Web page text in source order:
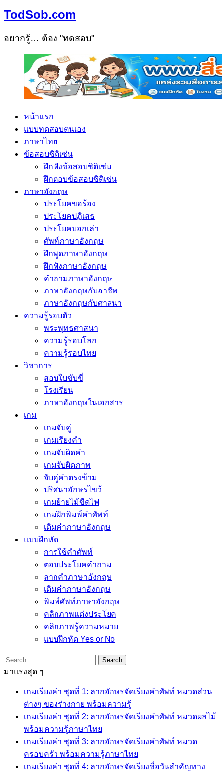
TodSob.com
อยากรู้… ต้อง "ทดสอบ"
หน้าแรก
แบบทดสอบตนเอง
ภาษาไทย
ข้อสอบซิติเซ่น
ฝึกฟังข้อสอบซิติเซ่น
ฝึกตอบข้อสอบซิติเซ่น
ภาษาอังกฤษ
ประโยคขอร้อง
ประโยคปฏิเสธ
ประโยคบอกเล่า
ศัพท์ภาษาอังกฤษ
ฝึกพูดภาษาอังกฤษ
ฝึกฟังภาษาอังกฤษ
คำถามภาษาอังกฤษ
ภาษาอังกฤษกับอาชีพ
ภาษาอังกฤษกับศาสนา
ความรู้รอบตัว
พระพุทธศาสนา
ความรู้รอบโลก
ความรู้รอบไทย
วิชาการ
สอบใบขับขี่
โรงเรียน
ภาษาอังกฤษในเอกสาร
เกม
เกมจับคู่
เกมเรียงคำ
เกมจับผิดคำ
เกมจับผิดภาพ
จับคู่คำตรงข้าม
ปริศนาอักษรไขว้
เกมย้ายไม้ขีดไฟ
เกมฝึกพิมพ์คำศัพท์
เติมคำภาษาอังกฤษ
แบบฝึกหัด
การใช้คำศัพท์
ตอบประโยคคำถาม
ลากคำภาษาอังกฤษ
เติมคำภาษาอังกฤษ
พิมพ์ศัพท์ภาษาอังกฤษ
คลิกภาพแต่งประโยค
คลิกภาพรู้ความหมาย
แบบฝึกหัด Yes or No
Search
for:
มาแรงสุด ๆ
เกมเรียงคำ ชุดที่ 1: ลากอักษรจัดเรียงคำศัพท์ หมวดส่วน
ต่างๆ ของร่างกาย พร้อมความรู้
เกมเรียงคำ ชุดที่ 2: ลากอักษรจัดเรียงคำศัพท์ หมวดผลไม้
พร้อมความรู้ภาษาไทย
เกมเรียงคำ ชุดที่ 3: ลากอักษรจัดเรียงคำศัพท์ หมวด
ครอบครัว พร้อมความรู้ภาษาไทย
เกมเรียงคำ ชุดที่ 4: ลากอักษรจัดเรียงชื่อวันสำคัญทาง